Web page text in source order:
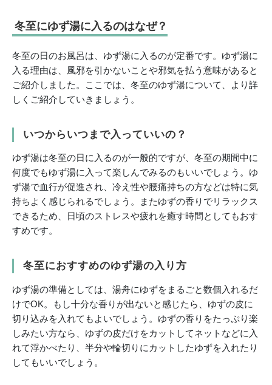
冬至にゆず湯に入るのはなぜ？
冬至の日のお風呂は、ゆず湯に入るのが定番です。ゆず湯に
入る理由は、風邪を引かないことや邪気を払う意味があると
ご紹介しました。ここでは、冬至のゆず湯について、より詳
しくご紹介していきましょう。
いつからいつまで入っていいの？
ゆず湯は冬至の日に入るのが一般的ですが、冬至の期間中に
何度でもゆず湯に入って楽しんでみるのもいいでしょう。ゆ
ず湯で血行が促進され、冷え性や腰痛持ちの方などは特に気
持ちよく感じられるでしょう。またゆずの香りでリラックス
できるため、日頃のストレスや疲れを癒す時間としてもおす
すめです。
冬至におすすめのゆず湯の入り方
ゆず湯の準備としては、湯舟にゆずをまるごと数個入れるだ
けでOK。もし十分な香りが出ないと感じたら、ゆずの皮に
切り込みを入れてもよいでしょう。ゆずの香りをたっぷり楽
しみたい方なら、ゆずの皮だけをカットしてネットなどに入
れて浮かべたり、半分や輪切りにカットしたゆずを入れたり
してもいいでしょう。